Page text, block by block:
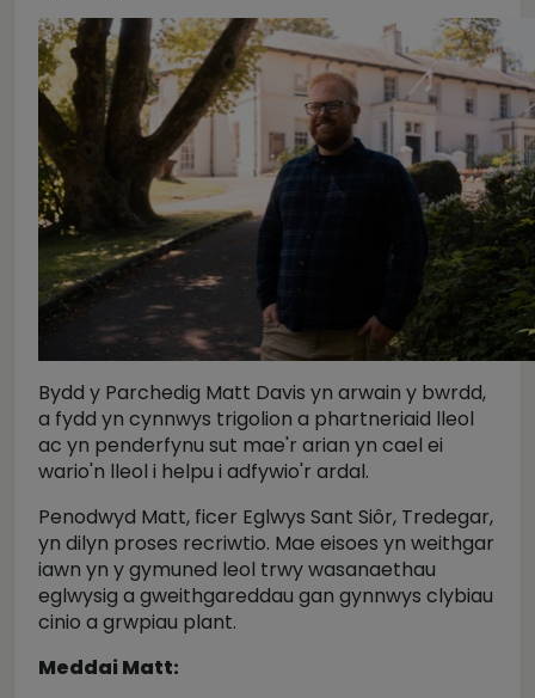
Bydd y Parchedig Matt Davis yn arwain y bwrdd,
a fydd yn cynnwys trigolion a phartneriaid lleol
ac yn penderfynu sut mae'r arian yn cael ei
wario'n lleol i helpu i adfywio'r ardal.
Penodwyd Matt, ficer Eglwys Sant Siôr, Tredegar,
yn dilyn proses recriwtio. Mae eisoes yn weithgar
iawn yn y gymuned leol trwy wasanaethau
eglwysig a gweithgareddau gan gynnwys clybiau
cinio a grwpiau plant.
Meddai Matt: